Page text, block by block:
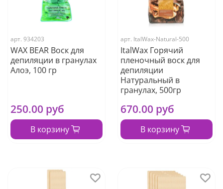
арт. 934203
WAX BEAR Воск для
депиляции в гранулах
Алоэ, 100 гр
250.00 руб
В корзину
арт. ItalWax-Natural-500
ItalWax Горячий
пленочный воск для
депиляции
Натуральный в
гранулах, 500гр
670.00 руб
В корзину